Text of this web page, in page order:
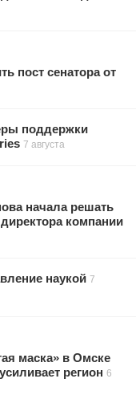
пост сенатора от
поддержки
7 августа
начала решать
компании
наукой 7
маска» в Омске
регион 6